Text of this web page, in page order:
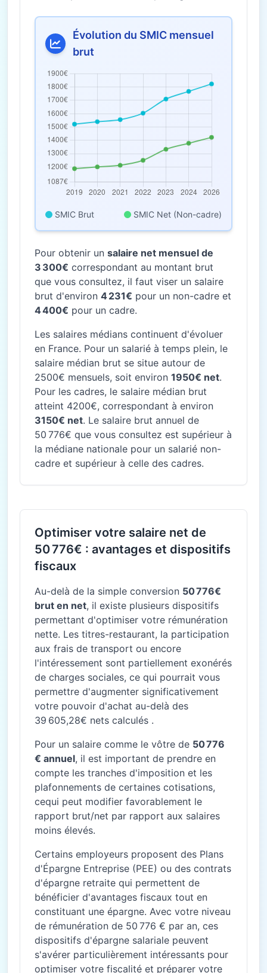
Évolution du SMIC mensuel
brut
SMIC Brut SMIC Net (Non-cadre)
Pour obtenir un salaire net mensuel de
3 300€ correspondant au montant brut
que vous consultez, il faut viser un salaire
brut d'environ 4 231€ pour un non-cadre et
4 400€ pour un cadre.
Les salaires médians continuent d'évoluer
en France. Pour un salarié à temps plein, le
salaire médian brut se situe autour de
2500€ mensuels, soit environ 1950€ net.
Pour les cadres, le salaire médian brut
atteint 4200€, correspondant à environ
3150€ net. Le salaire brut annuel de
50 776€ que vous consultez est supérieur à
la médiane nationale pour un salarié non-
cadre et supérieur à celle des cadres.
Optimiser votre salaire net de
50 776€ : avantages et dispositifs
fiscaux
Au-delà de la simple conversion 50 776€
brut en net, il existe plusieurs dispositifs
permettant d'optimiser votre rémunération
nette. Les titres-restaurant, la participation
aux frais de transport ou encore
l'intéressement sont partiellement exonérés
de charges sociales, ce qui pourrait vous
permettre d'augmenter significativement
votre pouvoir d'achat au-delà des
39 605,28€ nets calculés .
Pour un salaire comme le vôtre de 50 776
€ annuel, il est important de prendre en
compte les tranches d'imposition et les
plafonnements de certaines cotisations,
cequi peut modifier favorablement le
rapport brut/net par rapport aux salaires
moins élevés.
Certains employeurs proposent des Plans
d'Épargne Entreprise (PEE) ou des contrats
d'épargne retraite qui permettent de
bénéficier d'avantages fiscaux tout en
constituant une épargne. Avec votre niveau
de rémunération de 50 776 € par an, ces
dispositifs d'épargne salariale peuvent
s'avérer particulièrement intéressants pour
optimiser votre fiscalité et préparer votre